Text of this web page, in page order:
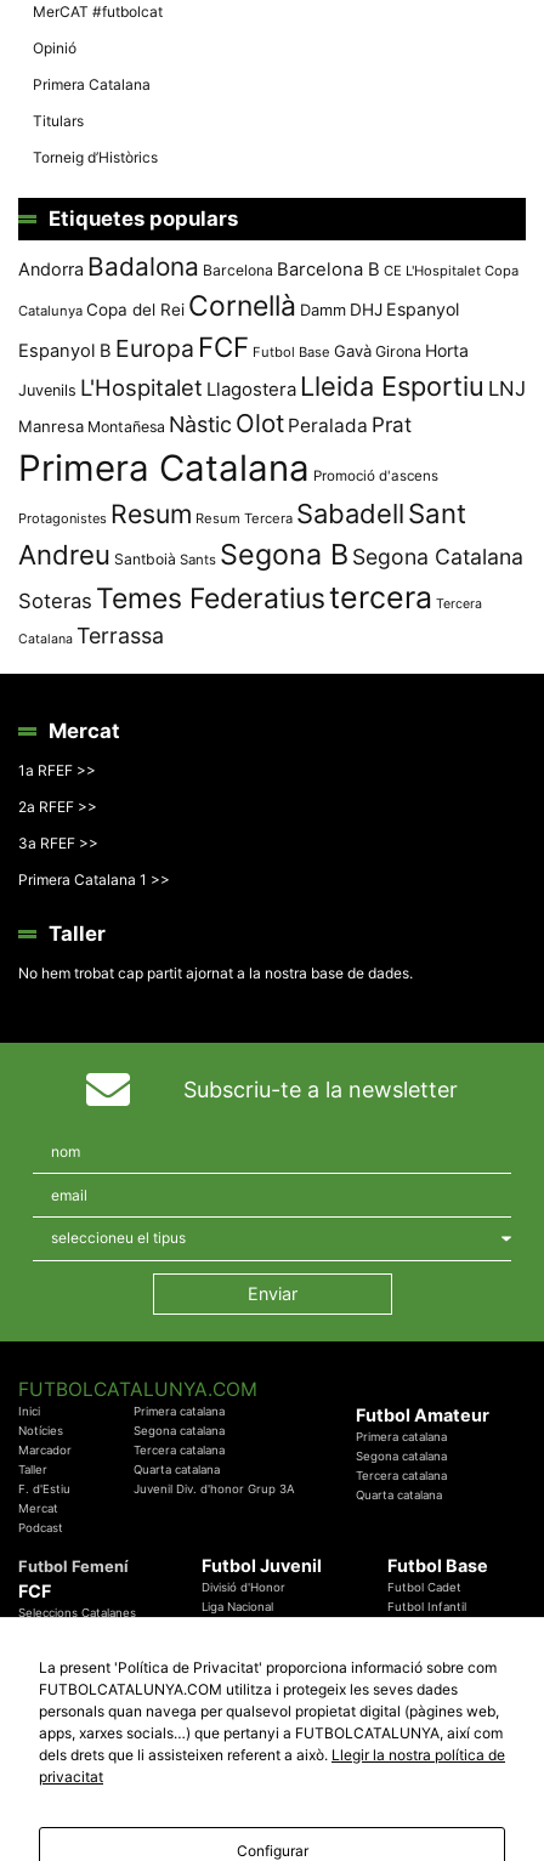
MerCAT #futbolcat
Opinió
Primera Catalana
Titulars
Torneig d’Històrics
Etiquetes populars
Andorra Badalona Barcelona Barcelona B CE L'Hospitalet Copa
Catalunya Copa del Rei Cornellà Damm DHJ Espanyol
Espanyol B Europa FCF Futbol Base Gavà Girona Horta
Juvenils L'Hospitalet Llagostera Lleida Esportiu LNJ
Manresa Montañesa Nàstic Olot Peralada Prat
Primera Catalana Promoció d'ascens
Protagonistes Resum Resum Tercera SabadellSant
Andreu Santboià Sants Segona B Segona Catalana
Soteras Temes Federatiustercera Tercera
Catalana Terrassa
Mercat
1a RFEF >>
2a RFEF >>
3a RFEF >>
Primera Catalana 1 >>
Taller
No hem trobat cap partit ajornat a la nostra base de dades.
Subscriu-te a la newsletter
FUTBOLCATALUNYA.COM
Inici
Notícies
Marcador
Taller
F. d'Estiu
Mercat
Podcast
Primera catalana
Segona catalana
Tercera catalana
Quarta catalana
Juvenil Div. d'honor Grup 3A
Futbol Amateur
Primera catalana
Segona catalana
Tercera catalana
Quarta catalana
Futbol Femení
FCF
Seleccions Catalanes
Temes Federatius
Futbol Juvenil
Divisió d'Honor
Liga Nacional
Futbol Base
Futbol Cadet
Futbol Infantil
Futbol Catalunya
Promocions
Sortejos
Participació
Especials
Copa Catalunya Absoluta 2019
Copa del Rei 2019 - 2020
La present 'Política de Privacitat' proporciona informació sobre com
FUTBOLCATALUNYA.COM utilitza i protegeix les seves dades
personals quan navega per qualsevol propietat digital (pàgines web,
apps, xarxes socials…) que pertanyi a FUTBOLCATALUNYA, així com
dels drets que li assisteixen referent a això. Llegir la nostra política de
privacitat
Configurar